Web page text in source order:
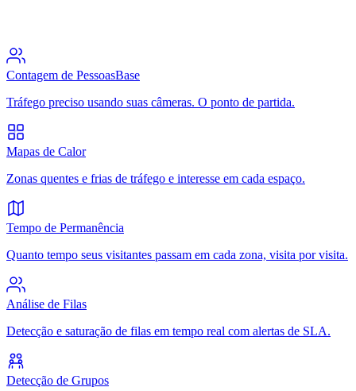
Contagem de PessoasBase
Tráfego preciso usando suas câmeras. O ponto de partida.
Mapas de Calor
Zonas quentes e frias de tráfego e interesse em cada espaço.
Tempo de Permanência
Quanto tempo seus visitantes passam em cada zona, visita por visita.
Análise de Filas
Detecção e saturação de filas em tempo real com alertas de SLA.
Detecção de Grupos